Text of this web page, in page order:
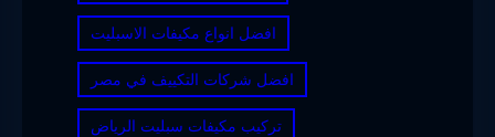
افضل انواع مكيفات الاسبليت
افضل شركات التكييف في مصر
تركيب مكيفات سبليت الرياض